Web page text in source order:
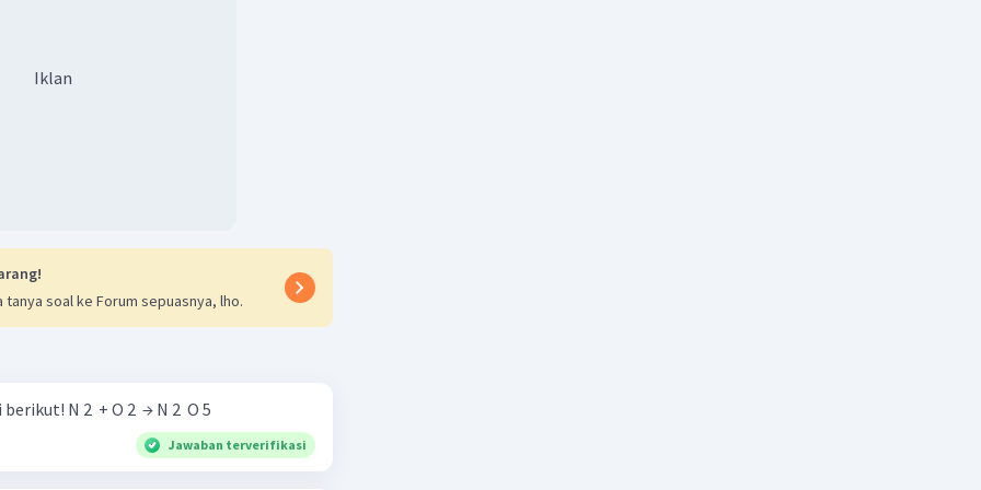
kiri menjadi 4, sehingga kita
bilangan 2. Sehingga didapatkan
masing-masing atom di sebelah kiri
maka bisa disimpulkan reaksi
Iklan
tanya soal ke Forum sepuasnya, lho.
Setarakan persamaan reaksi berikut! N 2 ​ + O 2 ​ → N 2 ​ O 5 ​
Jawaban terverifikasi